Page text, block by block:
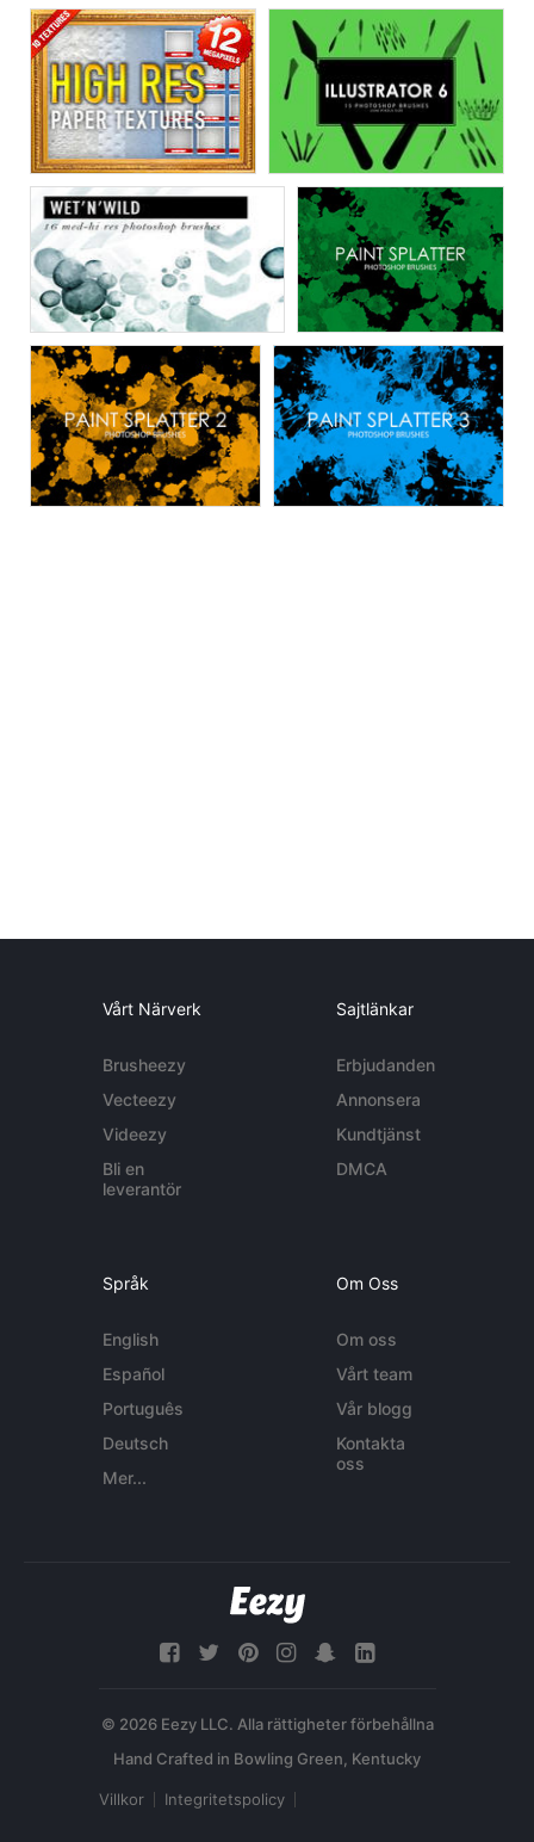
Vårt Närverk
Brusheezy
Vecteezy
Videezy
Bli en
leverantör
Sajtlänkar
Erbjudanden
Annonsera
Kundtjänst
DMCA
Språk
English
Español
Português
Deutsch
Mer...
Om Oss
Om oss
Vårt team
Vår blogg
Kontakta
oss
© 2026 Eezy LLC. Alla rättigheter förbehållna
Villkor Integritetspolicy